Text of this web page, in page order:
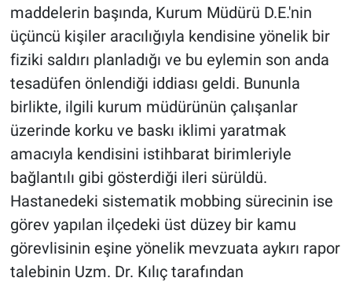
maddelerin başında, Kurum Müdürü D.E.'nin
üçüncü kişiler aracılığıyla kendisine yönelik bir
fiziki saldırı planladığı ve bu eylemin son anda
tesadüfen önlendiği iddiası geldi. Bununla
birlikte, ilgili kurum müdürünün çalışanlar
üzerinde korku ve baskı iklimi yaratmak
amacıyla kendisini istihbarat birimleriyle
bağlantılı gibi gösterdiği ileri sürüldü.
Hastanedeki sistematik mobbing sürecinin ise
görev yapılan ilçedeki üst düzey bir kamu
görevlisinin eşine yönelik mevzuata aykırı rapor
talebinin Uzm. Dr. Kılıç tarafından